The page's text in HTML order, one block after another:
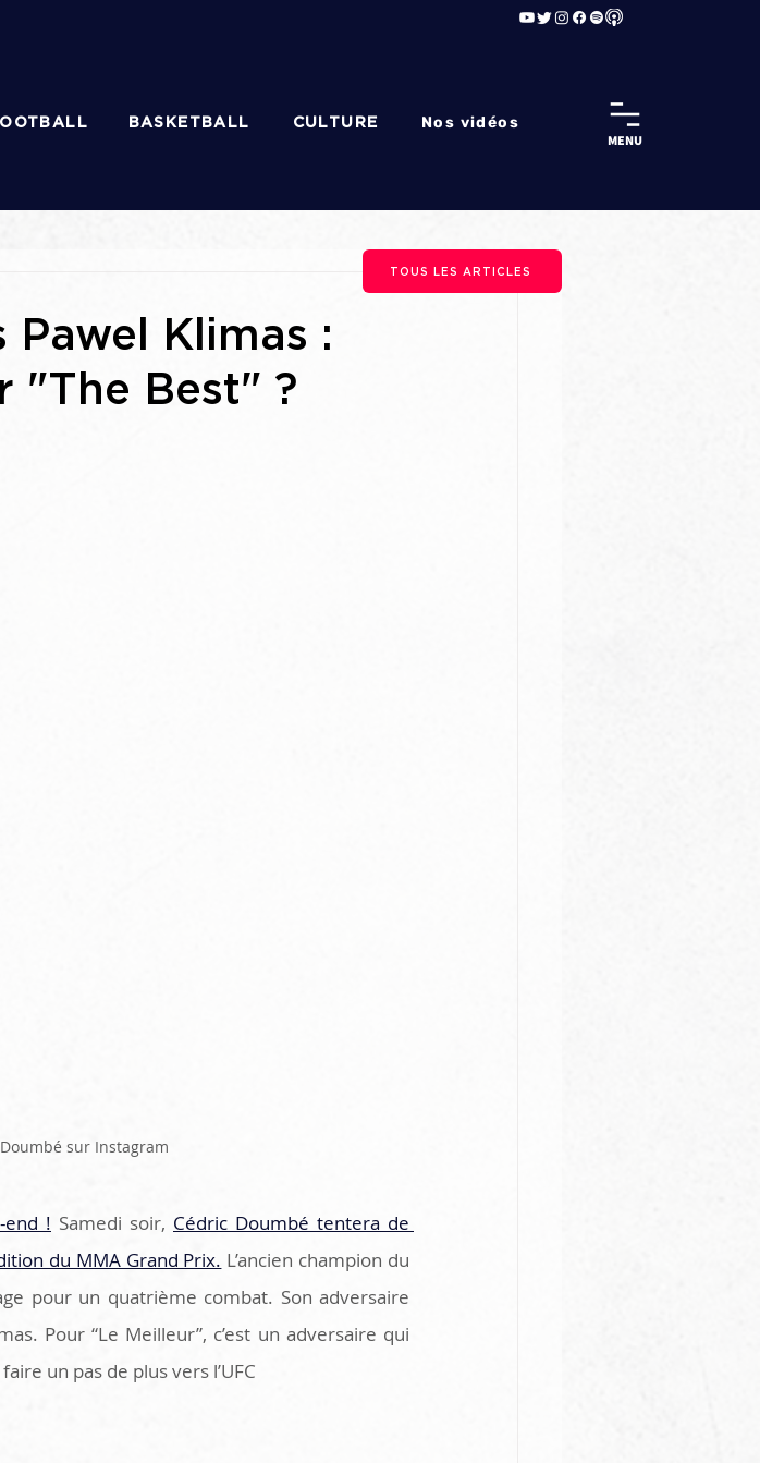
BASKETBALL CULTURE Nos vidéos
MENU
Klimas :
"The Best" ?
sur Instagram
end ! Samedi soir, Cédric Doumbé tentera de
du MMA Grand Prix. L’ancien champion du
pour un quatrième combat. Son adversaire
Pour “Le Meilleur”, c’est un adversaire qui
un pas de plus vers l’UFC
TOUS LES ARTICLES